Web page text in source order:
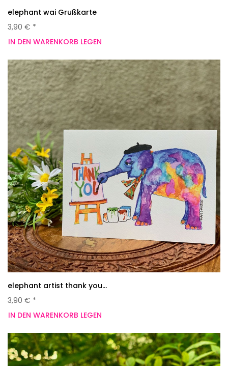
elephant wai Grußkarte
3,90 € *
IN DEN WARENKORB LEGEN
elephant artist thank you...
3,90 € *
IN DEN WARENKORB LEGEN